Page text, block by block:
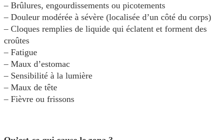
– Brûlures, engourdissements ou picotements
– Douleur modérée à sévère (localisée d’un côté du corps)
– Cloques remplies de liquide qui éclatent et forment des
croûtes
– Fatigue
– Maux d’estomac
– Sensibilité à la lumière
– Maux de tête
– Fièvre ou frissons